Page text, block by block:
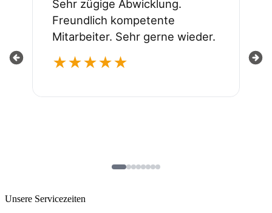
Unsere Servicezeiten